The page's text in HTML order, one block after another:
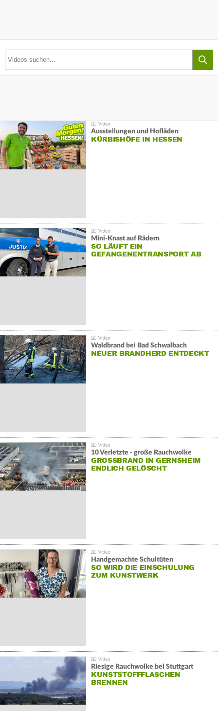
Ausstellungen und Hofläden
KÜRBISHÖFE IN HESSEN
Mini-Knast auf Rädern
SO LÄUFT EIN
GEFANGENENTRANSPORT AB
Waldbrand bei Bad Schwalbach
NEUER BRANDHERD ENTDECKT
10 Verletzte - große Rauchwolke
GROSSBRAND IN GERNSHEIM E
NDLICH GELÖSCHT
Handgemachte Schultüten
SO WIRD DIE EINSCHULUNG
ZUM KUNSTWERK
Riesige Rauchwolke bei Stuttgart
KUNSTSTOFFFLASCHEN
BRENNEN